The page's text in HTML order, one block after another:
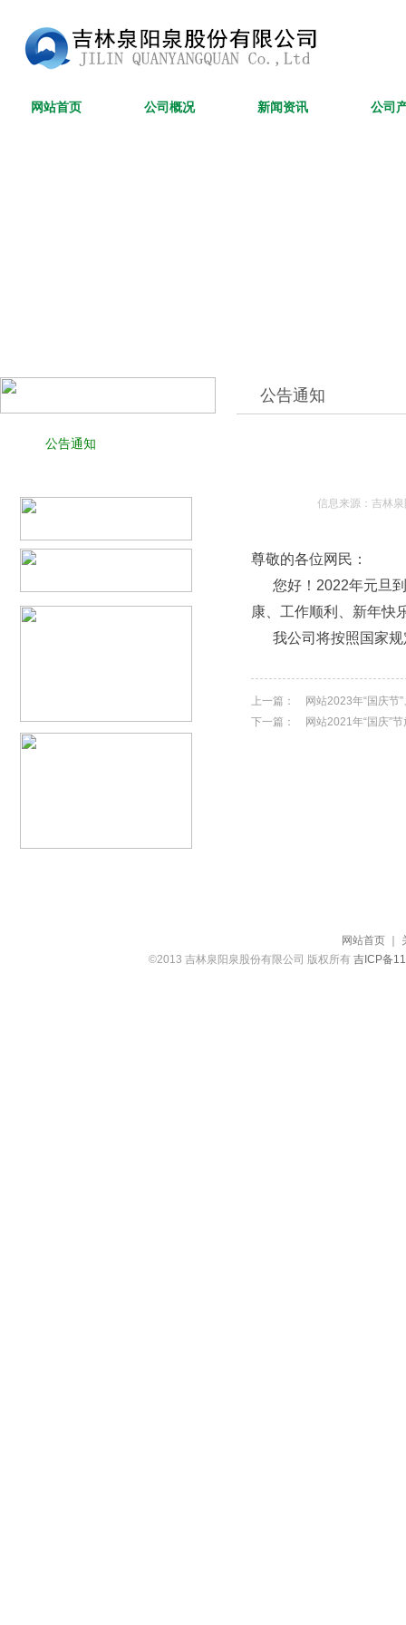
网站首页 公司概况 新闻资讯 公司
公告通知
公告通知
信息来源：吉林
尊敬的各位网民：
您好！2022年元旦到
康、工作顺利、新年快
我公司将按照国家规
上一篇：
网站2023年“国庆节
下一篇：
网站2021年“国庆”
网站首页
©2013 吉林泉阳泉股份有限公司 版权所有吉ICP备